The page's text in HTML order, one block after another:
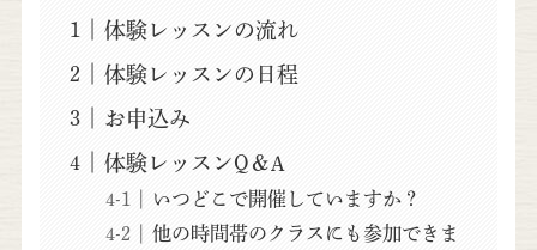
体験レッスンの流れ
体験レッスンの日程
お申込み
体験レッスンQ＆A
いつどこで開催していますか？
他の時間帯のクラスにも参加できま